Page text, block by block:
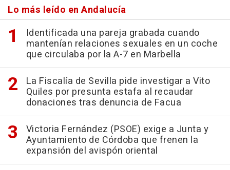
Lo más leído en Andalucía
Identificada una pareja grabada cuando
mantenían relaciones sexuales en un coche
que circulaba por la A-7 en Marbella
La Fiscalía de Sevilla pide investigar a Vito
Quiles por presunta estafa al recaudar
donaciones tras denuncia de Facua
Victoria Fernández (PSOE) exige a Junta y
Ayuntamiento de Córdoba que frenen la
expansión del avispón oriental